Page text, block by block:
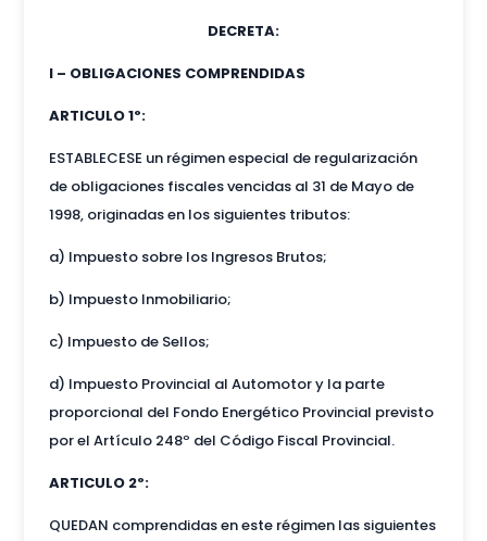
DECRETA:
I – OBLIGACIONES COMPRENDIDAS
ARTICULO 1º:
ESTABLECESE un régimen especial de regularización
de obligaciones fiscales vencidas al 31 de Mayo de
1998, originadas en los siguientes tributos:
a) Impuesto sobre los Ingresos Brutos;
b) Impuesto Inmobiliario;
c) Impuesto de Sellos;
d) Impuesto Provincial al Automotor y la parte
proporcional del Fondo Energético Provincial previsto
por el Artículo 248º del Código Fiscal Provincial.
ARTICULO 2º:
QUEDAN comprendidas en este régimen las siguientes